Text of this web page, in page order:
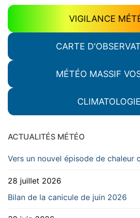
VIGILANCE
CARTE
MÉTÉO MASSIF
CLIMATOLOGIE
ACTUALITÉS MÉTÉO
Vers un nouvel épisode de chaleur
28 juillet 2026
Bilan de la canicule de juin 2026